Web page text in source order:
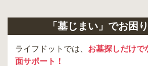
「墓じまい」でお困
ライフドットでは、 お墓探しだけで
面サポート！